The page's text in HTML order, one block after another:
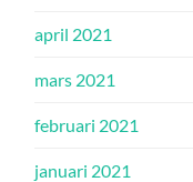
april 2021
mars 2021
februari 2021
januari 2021